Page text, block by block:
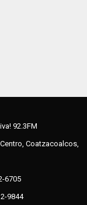
92.3FM
Coatzacoalcos,
6705
9844